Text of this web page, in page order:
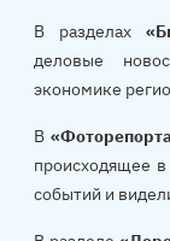
В разделах
деловые
экономике
В
происходящее
событий и